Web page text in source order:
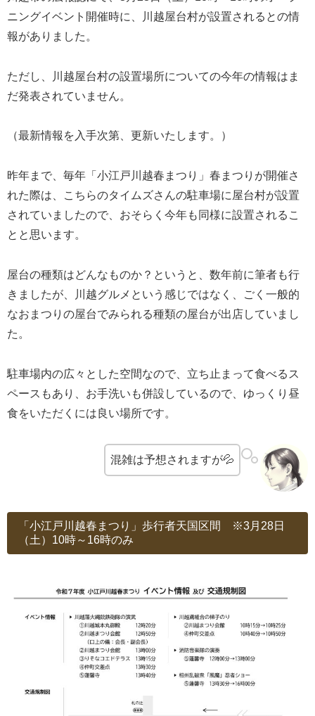
ニングイベント開催時に、川越屋台村が設置されるとの情
報がありました。
ただし、川越屋台村の設置場所についての今年の情報はま
だ発表されていません。
（最新情報を入手次第、更新いたします。）
昨年まで、毎年「小江戸川越春まつり」春まつりが開催さ
れた際は、こちらのタイムズさんの駐車場に屋台村が設置
されていましたので、おそらく今年も同様に設置されるこ
とと思います。
屋台の種類はどんなものか？というと、数年前に筆者も行
きましたが、川越グルメという感じではなく、ごく一般的
なおまつりの屋台でみられる種類の屋台が出店していまし
た。
駐車場内の広々とした空間なので、立ち止まって食べるス
ペースもあり、お手洗いも併設しているので、ゆっくり昼
食をいただくには良い場所です。
混雑は予想されますが💦
「小江戸川越春まつり」歩行者天国区間 ※3月28日
（土）10時～16時のみ